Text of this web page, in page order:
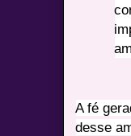
A fé
desse